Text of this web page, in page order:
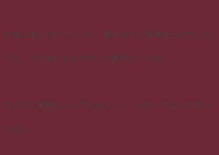
夕食に出したラーメンに、醤油ガラと香味油とが付いて
いて、その油がもんのすごい透明だったの。
こんなに透明なんっておかしいんじゃない？なんて思っ
たのよ。